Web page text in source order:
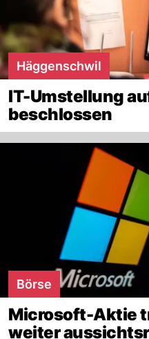
Häggenschwil
IT-Umstellung
beschlossen
Börse
Microsoft-Aktie
weiter